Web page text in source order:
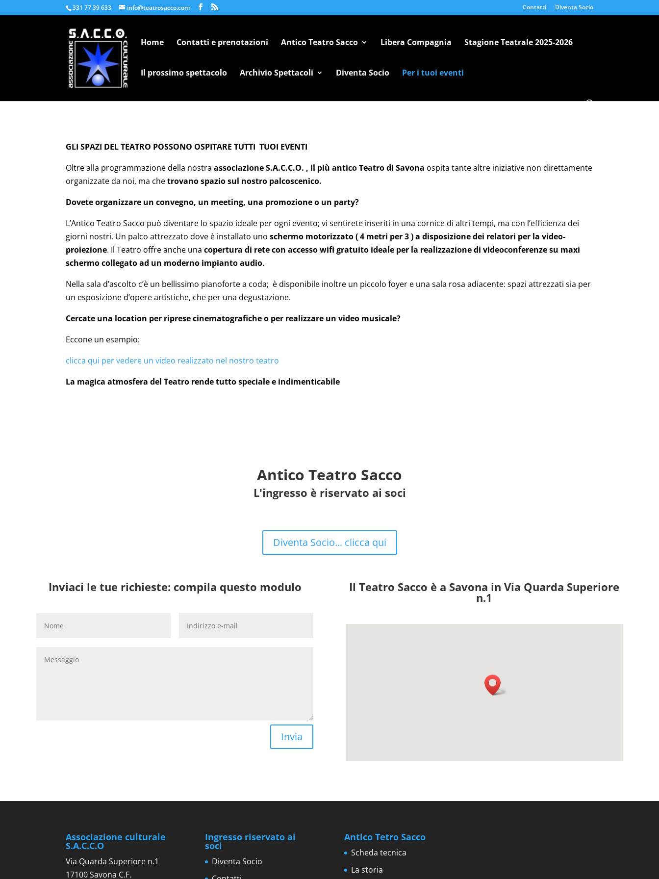
331 77 39 633 info@teatrosacco.com Contatti Diventa Socio
Home Contatti e prenotazioni Antico Teatro Sacco Libera Compagnia Stagione Teatrale 2025-2026
Il prossimo spettacolo Archivio Spettacoli Diventa Socio Per i tuoi eventi
GLI SPAZI DEL TEATRO POSSONO OSPITARE TUTTI TUOI EVENTI
Oltre alla programmazione della nostraassociazione S.A.C.C.O. , il più antico Teatro di Savona ospita tante altre iniziative non direttamente
organizzate da noi, ma chetrovano spazio sul nostro palcoscenico.
Dovete organizzare un convegno, un meeting, una promozione o un party?
L’Antico Teatro Sacco può diventare lo spazio ideale per ogni evento; vi sentirete inseriti in una cornice di altri tempi, ma con l’efficienza dei
giorni nostri. Un palco attrezzato dove è installato unoschermo motorizzato ( 4 metri per 3 ) a disposizione dei relatori per la video-
proiezione. Il Teatro offre anche unacopertura di rete con accesso wifi gratuito ideale per la realizzazione di videoconferenze su maxi
schermo collegato ad un moderno impianto audio.
Nella sala d’ascolto c’è un bellissimo pianoforte a coda; è disponibile inoltre un piccolo foyer e una sala rosa adiacente: spazi attrezzati sia per
un esposizione d’opere artistiche, che per una degustazione.
Cercate una location per riprese cinematografiche o per realizzare un video musicale?
Eccone un esempio:
clicca qui per vedere un video realizzato nel nostro teatro
La magica atmosfera del Teatro rende tutto speciale e indimenticabile
Antico Teatro Sacco
L'ingresso è riservato ai soci
Diventa Socio... clicca qui
Inviaci le tue richieste: compila questo modulo
Invia
Il Teatro Sacco è a Savona in Via Quarda Superiore
n.1
Associazione culturale
S.A.C.C.O
Via Quarda Superiore n.1
17100 Savona C.F.
Ingresso riservato ai
soci
Diventa Socio
Antico Tetro Sacco
Scheda tecnica
La storia